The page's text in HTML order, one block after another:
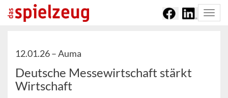
12.01.26 –Auma
Deutsche Messewirtschaft stärkt
Wirtschaft